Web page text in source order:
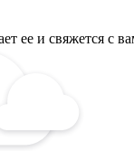
ее и свяжется с